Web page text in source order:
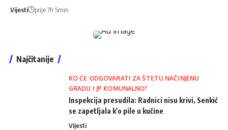
Vijesti prije 7h 5min
Najčitanije
KO ĆE ODGOVARATI ZA ŠTETU NAČINJENU
GRADU I JP KOMUNALNO?
Inspekcija presudila: Radnici nisu krivi, Senkić
se zapetljala k'o pile u kučine
Vijesti